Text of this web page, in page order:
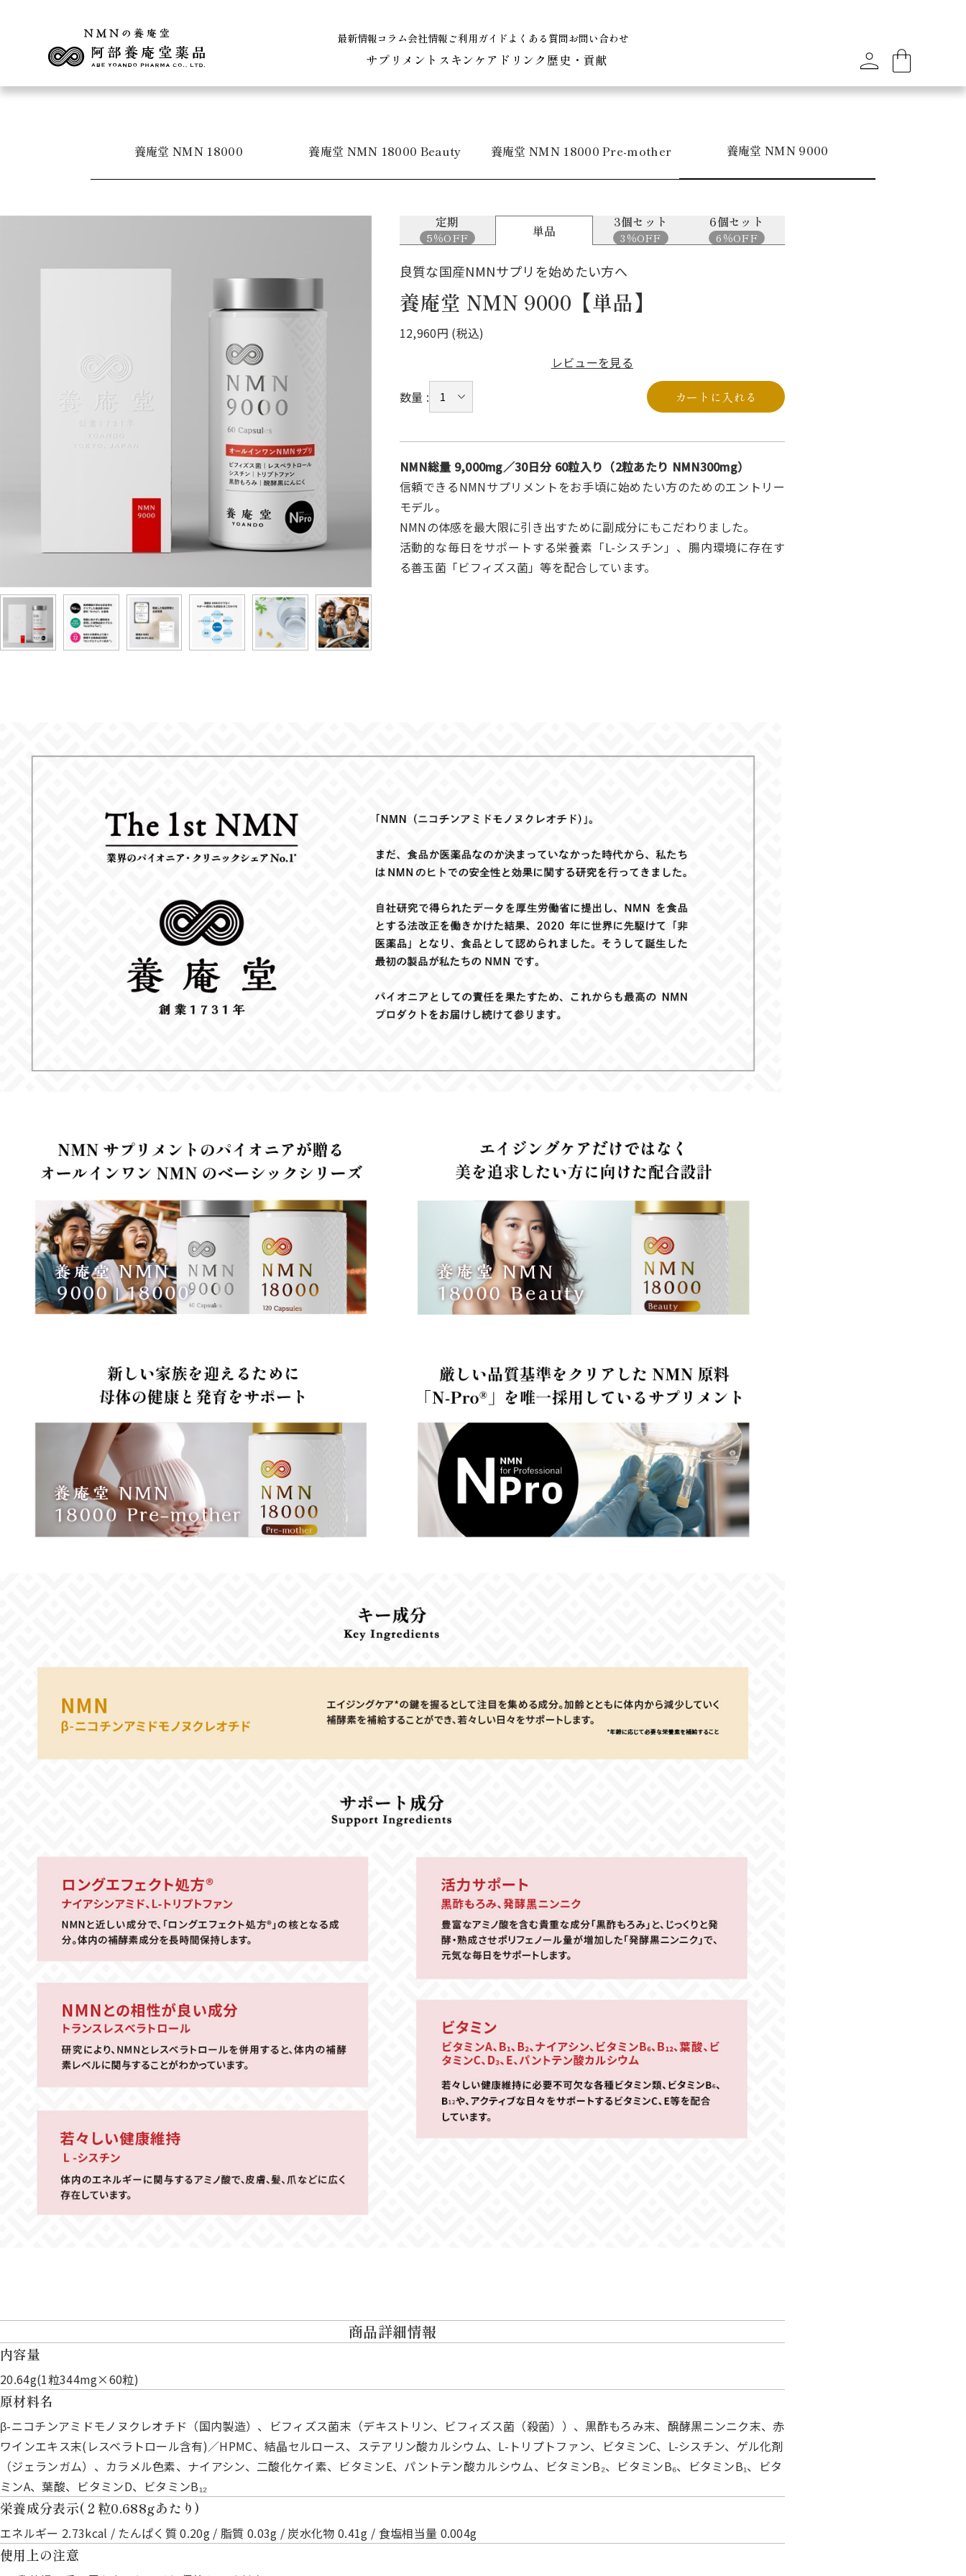
最新情報コラム会社情報 ご利用ガイド よくある質問お問い合わせ
サプリメント スキンケア ドリンク 歴史・貢献
養庵堂NMN 18000 養庵堂 NMN 18000 Beauty 養庵堂 NMN 18000Pre-mother 養庵堂 NMN 9000
定期
5％OFF 単品
3個セット
3％OFF
6個セット
6％OFF
良質な国産NMNサプリを始めたい方へ
養庵堂 NMN 9000【単品】
12,960円 (税込)
レビューを見る
数量 :
カートに入れる
NMN総量 9,000mg／30日分 60粒入り（2粒あたり NMN300mg）
信頼できるNMNサプリメントをお手頃に始めたい方のためのエントリー
モデル。
NMNの体感を最大限に引き出すために副成分にもこだわりました。
活動的な毎日をサポートする栄養素「L-シスチン」、腸内環境に存在す
る善玉菌「ビフィズス菌」等を配合しています。
商品詳細情報
内容量
20.64g(1粒344mg×60粒)
原材料名
β-ニコチンアミドモノヌクレオチド（国内製造）、ビフィズス菌末（デキストリン、ビフィズス菌（殺菌））、黒酢もろみ末、醗酵黒ニンニク末、赤
ワインエキス末(レスベラトロール含有)／HPMC、結晶セルロース、ステアリン酸カルシウム、L-トリプトファン、ビタミンC、L-シスチン、ゲル化剤
（ジェランガム）、カラメル色素、ナイアシン、二酸化ケイ素、ビタミンE、パントテン酸カルシウム、ビタミンB₂、ビタミンB₆、ビタミンB₁、ビタ
ミンA、葉酸、ビタミンD、ビタミンB₁₂
栄養成分表示(２粒0.688gあたり)
エネルギー 2.73kcal / たんぱく質 0.20g / 脂質 0.03g / 炭水化物 0.41g / 食塩相当量 0.004g
使用上の注意